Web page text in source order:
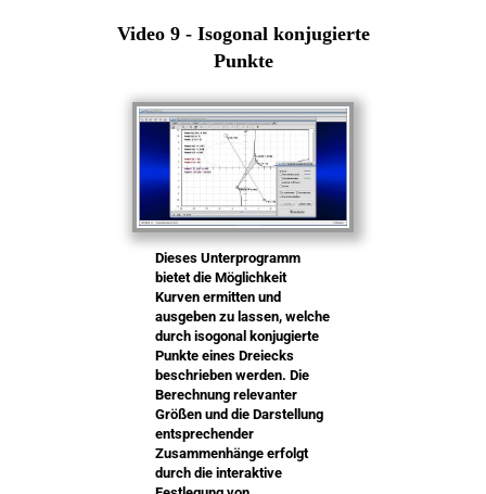
Video 9 - Isogonal konjugierte
Punkte
Dieses Unterprogramm
bietet die Möglichkeit
Kurven ermitten und
ausgeben zu lassen, welche
durch isogonal konjugierte
Punkte eines Dreiecks
beschrieben werden. Die
Berechnung relevanter
Größen und die Darstellung
entsprechender
Zusammenhänge erfolgt
durch die interaktive